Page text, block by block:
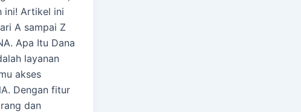
ini! Artikel ini
A sampai Z
Apa Itu Dana
layanan
akses
Dengan fitur
dan